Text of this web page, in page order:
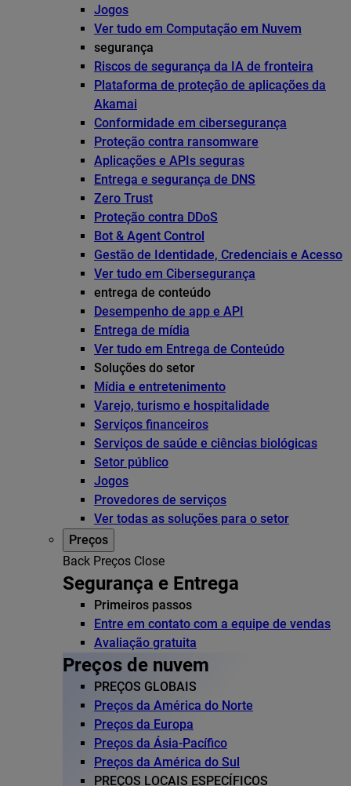
Jogos
Ver tudo em Computação em Nuvem
segurança
Riscos de segurança da IA de fronteira
Plataforma de proteção de aplicações da
Akamai
Conformidade em cibersegurança
Proteção contra ransomware
Aplicações e APIs seguras
Entrega e segurança de DNS
Zero Trust
Proteção contra DDoS
Bot & Agent Control
Gestão de Identidade, Credenciais e Acesso
Ver tudo em Cibersegurança
entrega de conteúdo
Desempenho de app e API
Entrega de mídia
Ver tudo em Entrega de Conteúdo
Soluções do setor
Mídia e entretenimento
Varejo, turismo e hospitalidade
Serviços financeiros
Serviços de saúde e ciências biológicas
Setor público
Jogos
Provedores de serviços
Ver todas as soluções para o setor
Preços
Back Preços Close
Segurança e Entrega
Primeiros passos
Entre em contato com a equipe de vendas
Avaliação gratuita
Preços de nuvem
PREÇOS GLOBAIS
Preços da América do Norte
Preços da Europa
Preços da Ásia-Pacífico
Preços da América do Sul
PREÇOS LOCAIS ESPECÍFICOS